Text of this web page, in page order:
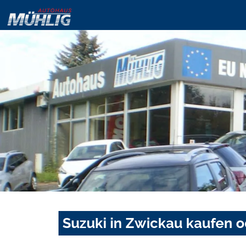
Suzuki in Zwickau kaufen